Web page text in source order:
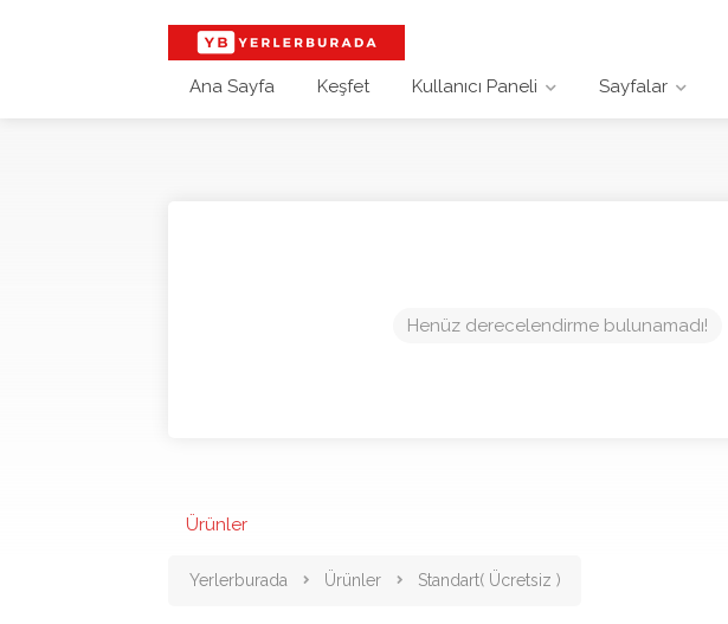
Ana Sayfa Keşfet Kullanıcı Paneli Sayfalar
Henüz derecelendirme bulunamadı!
Ürünler
Yerlerburada Ürünler Standart( Ücretsiz )